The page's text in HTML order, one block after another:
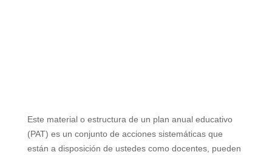
Este material o estructura de un plan anual educativo
(PAT) es un conjunto de acciones sistemáticas que
están a disposición de ustedes como docentes, pueden